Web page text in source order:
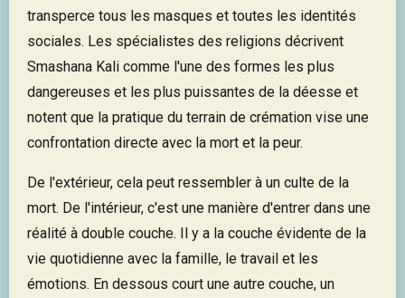
transperce tous les masques et toutes les identités
sociales. Les spécialistes des religions décrivent
Smashana Kali comme l'une des formes les plus
dangereuses et les plus puissantes de la déesse et
notent que la pratique du terrain de crémation vise une
confrontation directe avec la mort et la peur.
De l'extérieur, cela peut ressembler à un culte de la
mort. De l'intérieur, c'est une manière d'entrer dans une
réalité à double couche. Il y a la couche évidente de la
vie quotidienne avec la famille, le travail et les
émotions. En dessous court une autre couche, un